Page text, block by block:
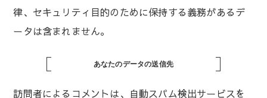
律、セキュリティ目的のために保持する義務があるデ
ータは含まれません。
あなたのデータの送信先
訪問者によるコメントは、自動スパム検出サービスを